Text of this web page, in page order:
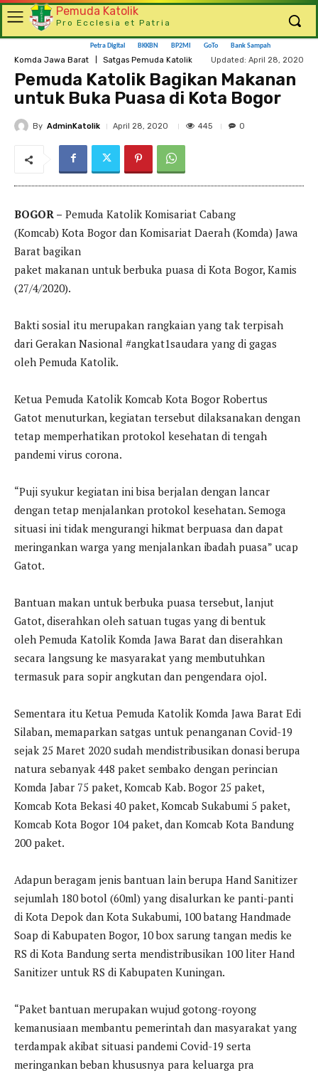
Pemuda Katolik
Pro Ecclesia et Patria
Petra Digital BKKBN BP2MI GoTo Bank Sampah
Komda Jawa Barat Satgas Pemuda Katolik Updated: April 28, 2020
Pemuda Katolik Bagikan Makanan
untuk Buka Puasa di Kota Bogor
By AdminKatolik April 28, 2020 445 0
BOGOR – Pemuda Katolik Komisariat Cabang
(Komcab) Kota Bogor dan Komisariat Daerah (Komda) Jawa
Barat bagikan
paket makanan untuk berbuka puasa di Kota Bogor, Kamis
(27/4/2020).
Bakti sosial itu merupakan rangkaian yang tak terpisah
dari Gerakan Nasional #angkat1saudara yang di gagas
oleh Pemuda Katolik.
Ketua Pemuda Katolik Komcab Kota Bogor Robertus
Gatot menuturkan, kegiatan tersebut dilaksanakan dengan
tetap memperhatikan protokol kesehatan di tengah
pandemi virus corona.
“Puji syukur kegiatan ini bisa berjalan dengan lancar
dengan tetap menjalankan protokol kesehatan. Semoga
situasi ini tidak mengurangi hikmat berpuasa dan dapat
meringankan warga yang menjalankan ibadah puasa” ucap
Gatot.
Bantuan makan untuk berbuka puasa tersebut, lanjut
Gatot, diserahkan oleh satuan tugas yang di bentuk
oleh Pemuda Katolik Komda Jawa Barat dan diserahkan
secara langsung ke masyarakat yang membutuhkan
termasuk para sopir angkutan dan pengendara ojol.
Sementara itu Ketua Pemuda Katolik Komda Jawa Barat Edi
Silaban, memaparkan satgas untuk penanganan Covid-19
sejak 25 Maret 2020 sudah mendistribusikan donasi berupa
natura sebanyak 448 paket sembako dengan perincian
Komda Jabar 75 paket, Komcab Kab. Bogor 25 paket,
Komcab Kota Bekasi 40 paket, Komcab Sukabumi 5 paket,
Komcab Kota Bogor 104 paket, dan Komcab Kota Bandung
200 paket.
Adapun beragam jenis bantuan lain berupa Hand Sanitizer
sejumlah 180 botol (60ml) yang disalurkan ke panti-panti
di Kota Depok dan Kota Sukabumi, 100 batang Handmade
Soap di Kabupaten Bogor, 10 box sarung tangan medis ke
RS di Kota Bandung serta mendistribusikan 100 liter Hand
Sanitizer untuk RS di Kabupaten Kuningan.
“Paket bantuan merupakan wujud gotong-royong
kemanusiaan membantu pemerintah dan masyarakat yang
terdampak akibat situasi pandemi Covid-19 serta
meringankan beban khususnya para keluarga pra